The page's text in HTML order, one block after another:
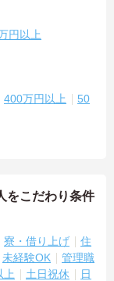
円以上
400万円以上
50
をこだわり条件
寮・借り上げ
住
未経験OK
管理職
上 土日祝休
日